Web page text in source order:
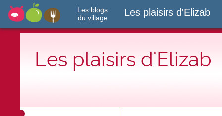
Les blogs
du village
Les plaisirs d'Elizab
Les plaisirs d'Elizab